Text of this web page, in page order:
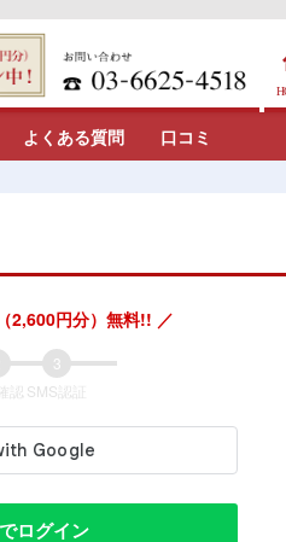
よくある質問 口コミ
2,600円分）無料!! ／
認 SMS認証
ログイン